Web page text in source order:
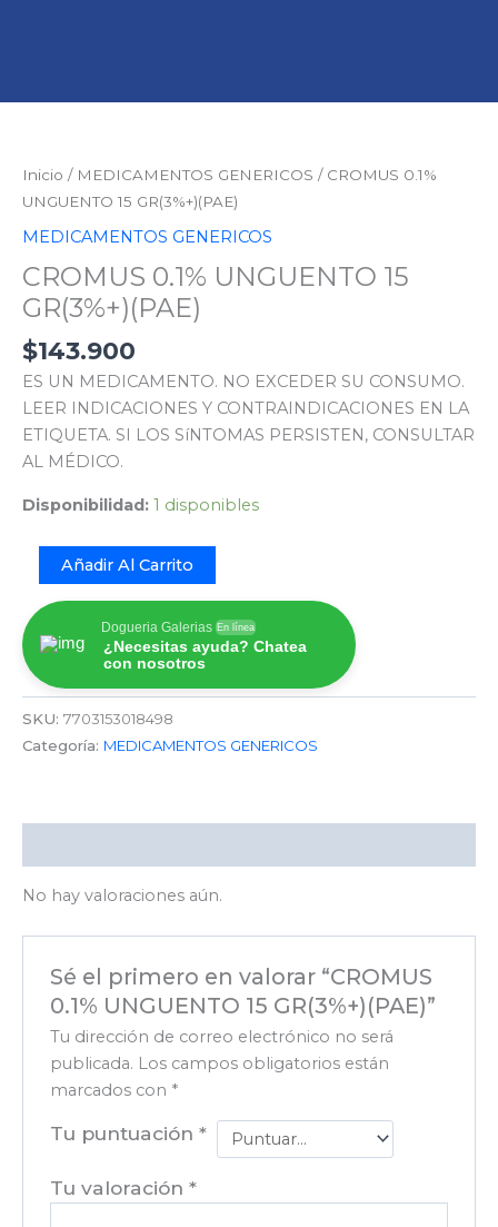
Inicio / MEDICAMENTOS GENERICOS / CROMUS 0.1%
UNGUENTO 15 GR(3%+)(PAE)
MEDICAMENTOS GENERICOS
CROMUS 0.1% UNGUENTO 15
GR(3%+)(PAE)
$143.900
ES UN MEDICAMENTO. NO EXCEDER SU CONSUMO.
LEER INDICACIONES Y CONTRAINDICACIONES EN LA
ETIQUETA. SI LOS SíNTOMAS PERSISTEN, CONSULTAR
AL MÉDICO.
Disponibilidad: 1 disponibles
UNGUENTO
15
(PAE)
cantidad
Añadir Al Carrito
Dogueria Galerias En línea
¿Necesitas ayuda? Chatea
con nosotros
SKU: 7703153018498
Categoría: MEDICAMENTOS GENERICOS
No hay valoraciones aún.
Sé el primero en valorar “CROMUS
0.1% UNGUENTO 15 GR(3%+)(PAE)”
Tu dirección de correo electrónico no será
publicada. Los campos obligatorios están
marcados con *
Tu puntuación*
Tu valoración*